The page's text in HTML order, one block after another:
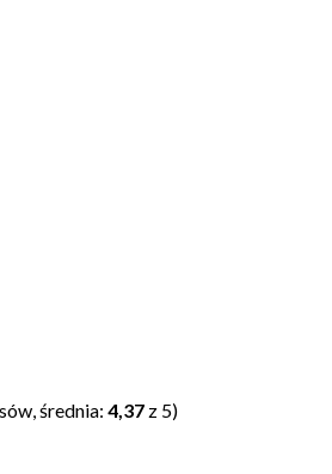
średnia: 4,37 z 5)